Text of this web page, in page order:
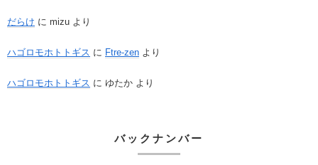
だらけ に mizu より
ハゴロモホトトギス に Ftre-zen より
ハゴロモホトトギス に ゆたか より
バックナンバー